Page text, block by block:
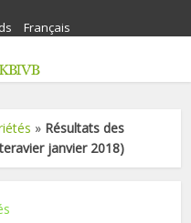
Français
» Résultats des
janvier 2018)